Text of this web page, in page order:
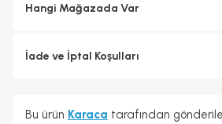
Hangi Mağazada Var
İade ve İptal Koşulları
Bu ürün Karaca tarafından